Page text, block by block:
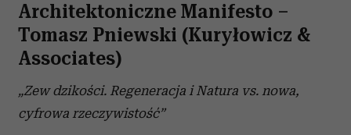
Architektoniczne Manifesto –
Tomasz Pniewski (Kuryłowicz &
Associates)
„Zew dzikości. Regeneracja i Natura vs. nowa,
cyfrowa rzeczywistość”